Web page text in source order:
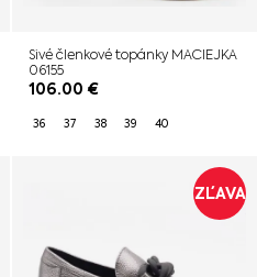
Sivé členkové topánky MACIEJKA
06155
106.00 €
36 37 38 39 40
ZĽAVA